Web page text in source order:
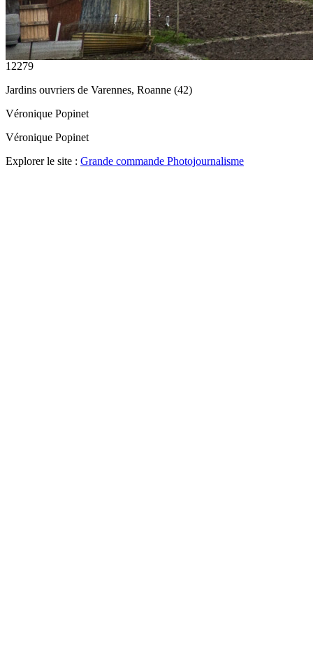
12279
Jardins ouvriers de Varennes, Roanne (42)
Véronique Popinet
Véronique Popinet
Explorer le site : Grande commande Photojournalisme